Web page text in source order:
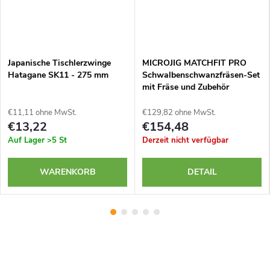
Japanische Tischlerzwinge
Hatagane SK11 - 275 mm
€11,11 ohne MwSt.
€13,22
Auf Lager >5 St
WARENKORB
MICROJIG MATCHFIT PRO
Schwalbenschwanzfräsen-Set
mit Fräse und Zubehör
€129,82 ohne MwSt.
€154,48
Derzeit nicht verfügbar
DETAIL